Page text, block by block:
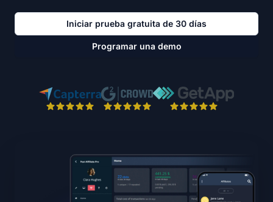
Iniciar prueba gratuita de 30 días
Programar una demo